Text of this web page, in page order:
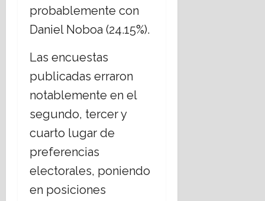
probablemente con
Daniel Noboa (24.15%).
Las encuestas
publicadas erraron
notablemente en el
segundo, tercer y
cuarto lugar de
preferencias
electorales, poniendo
en posiciones